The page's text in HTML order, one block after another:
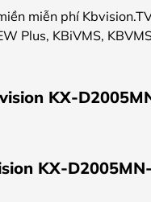
miễn phí
Plus, KBiVMS,
KX-
KX-